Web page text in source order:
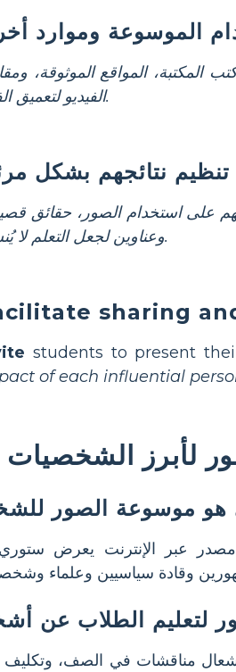
المكتبة، المواقع الموثوقة،
الفيديو لتعميق الفهم.
على استخدام الصور، حقائق
وعناوين لجعل التعلم لا يُنسى.
sharing
students to present
of each influential
لأبرز الشخصيات
هو موسوعة الصور
عبر الإنترنت يعرض ستوري
لتعليم الطلاب عن
مناقشات في الصف،